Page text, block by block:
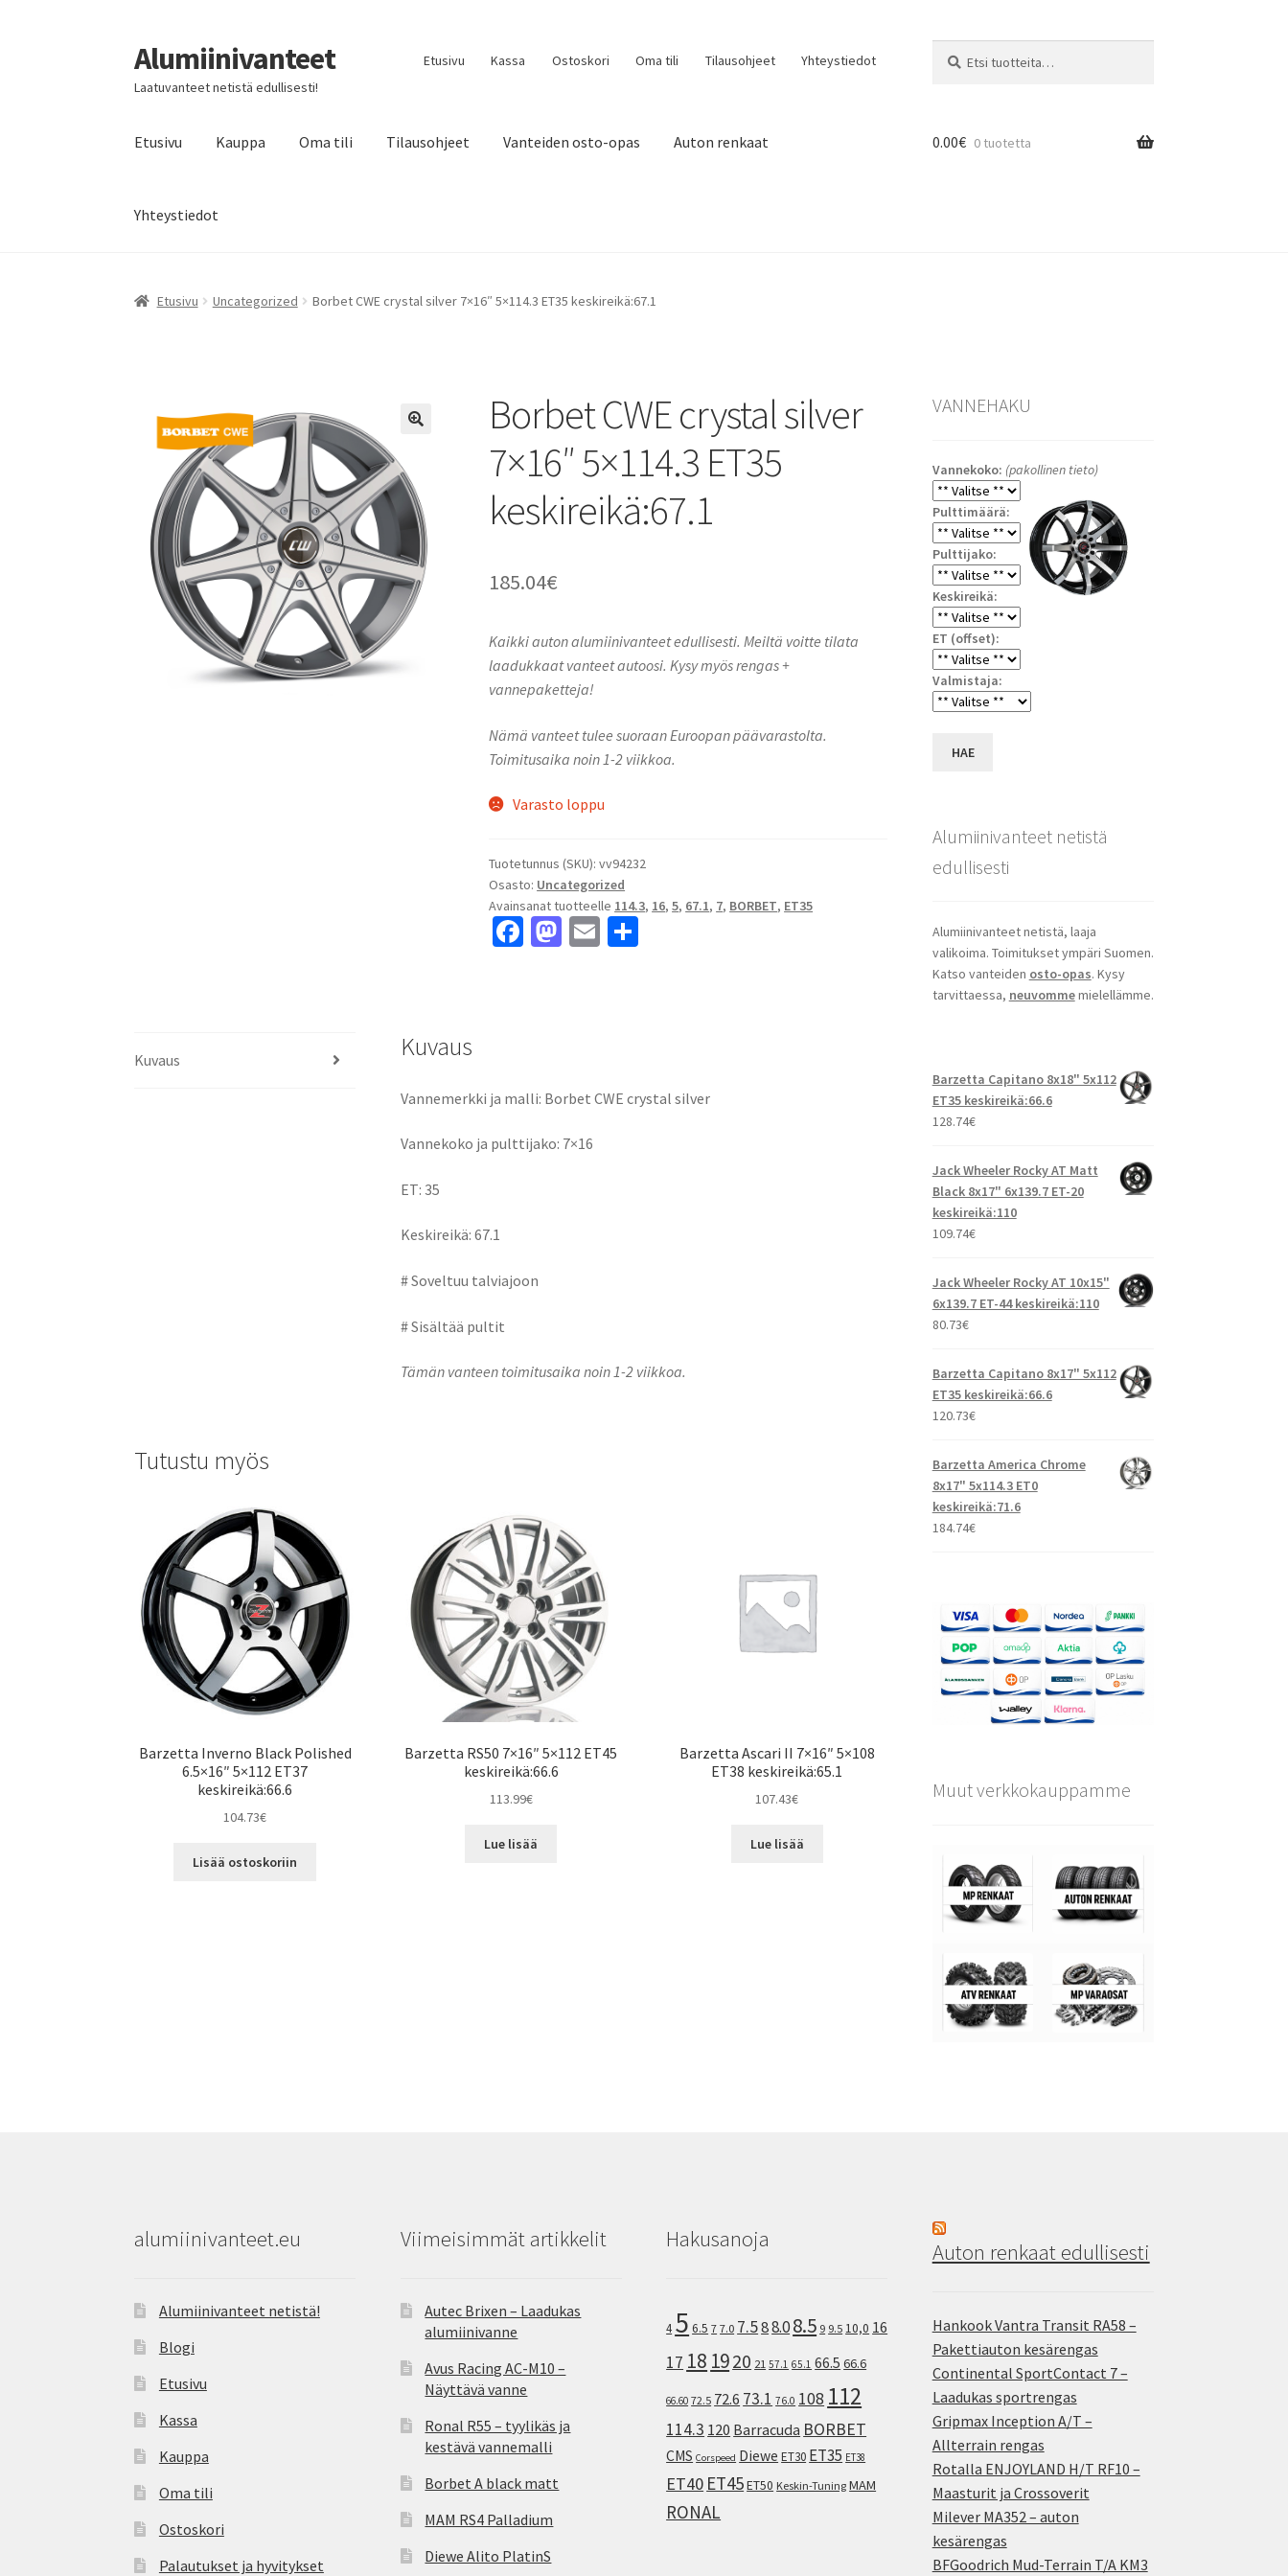
Siirry
navigointiin
Siirry
sisältöön
Alumiinivanteet
Laatuvanteet netistä edullisesti!
Etusivu Kassa Ostoskori Oma tili Tilausohjeet Yhteystiedot
Etusivu Kauppa Oma tili Tilausohjeet Vanteiden osto-opas Auton renkaat
Yhteystiedot
0.00€ 0 tuotetta
Etusivu Uncategorized Borbet CWE crystal silver 7×16″ 5×114.3 ET35 keskireikä:67.1
Borbet CWE crystal silver
7×16″ 5×114.3 ET35
keskireikä:67.1
185.04€
Kaikki auton alumiinivanteet edullisesti. Meiltä voitte tilata
laadukkaat vanteet autoosi. Kysy myös rengas +
vannepaketteja!
Nämä vanteet tulee suoraan Euroopan päävarastolta.
Toimitusaika noin 1-2 viikkoa.
Varasto loppu
Tuotetunnus (SKU):vv94232
Osasto: Uncategorized
Avainsanat tuotteelle 114.3, 16,5, 67.1, 7, BORBET, ET35
Fa
k
M
n
E
Kuvaus Kuvaus
Vannemerkki ja malli: Borbet CWE crystal silver
Vannekoko ja pulttijako: 7×16
ET: 35
Keskireikä: 67.1
# Soveltuu talviajoon
# Sisältää pultit
Tämän vanteen toimitusaika noin 1-2 viikkoa.
Tutustu myös
Barzetta Inverno Black Polished
6.5×16″ 5×112 ET37
keskireikä:66.6
104.73€
Lisää ostoskoriin
Barzetta RS50 7×16″ 5×112 ET45
keskireikä:66.6
113.99€
Lue lisää
Barzetta Ascari II 7×16″ 5×108
ET38 keskireikä:65.1
107.43€
Lue lisää
VANNEHAKU
Vannekoko: (pakollinen tieto)
Pulttimäärä:
Pulttijako:
Keskireikä:
ET (offset):
Valmistaja:
HAE
Alumiinivanteet netistä
edullisesti
Alumiinivanteet netistä, laaja
valikoima. Toimitukset ympäri Suomen.
Katso vanteiden osto-opas. Kysy
tarvittaessa, neuvommemielellämme.
Barzetta Capitano 8x18" 5x112
ET35 keskireikä:66.6
128.74€
Jack Wheeler Rocky AT Matt
Black 8x17" 6x139.7 ET-20
keskireikä:110
109.74€
Jack Wheeler Rocky AT 10x15"
6x139.7 ET-44 keskireikä:110
80.73€
Barzetta Capitano 8x17" 5x112
ET35 keskireikä:66.6
120.73€
Barzetta America Chrome
8x17" 5x114.3 ET0
keskireikä:71.6
184.74€
Muut verkkokauppamme
alumiinivanteet.eu
Alumiinivanteet netistä!
Blogi
Etusivu
Kassa
Kauppa
Oma tili
Ostoskori
Palautukset ja hyvitykset
Viimeisimmät artikkelit
Autec Brixen – Laadukas
alumiinivanne
Avus Racing AC-M10 –
Näyttävä vanne
Ronal R55 – tyylikäs ja
kestävä vannemalli
Borbet A black matt
MAM RS4 Palladium
Diewe Alito PlatinS
Hakusanoja
4 5 6.5 7 7.0 7.588.08.5 9 9.5 10,0 16
17 18 1920 21 57.1 65.1 66.5 66.6
66.60 72.5 72.6 73.1 76.0 108 112
114.3 120 Barracuda BORBET
CMS Corspeed Diewe ET30 ET35 ET38
ET40 ET45ET50 Keskin-Tuning MAM
RONAL
Auton renkaat edullisesti
Hankook Vantra Transit RA58 –
Pakettiauton kesärengas
Continental SportContact 7 –
Laadukas sportrengas
Gripmax Inception A/T –
Allterrain rengas
Rotalla ENJOYLAND H/T RF10 –
Maasturit ja Crossoverit
Milever MA352 – auton
kesärengas
BFGoodrich Mud-Terrain T/A KM3